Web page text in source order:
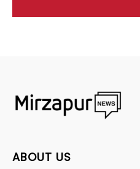
ABOUT US